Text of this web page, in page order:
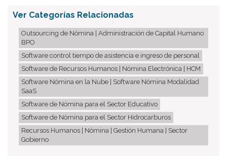
Ver Categorías Relacionadas
Outsourcing de Nómina | Administración de Capital Humano
BPO
Software control tiempo de asistencia e ingreso de personal
Software de Recursos Humanos | Nómina Electrónica | HCM
Software Nómina en la Nube | Software Nómina Modalidad
SaaS
Software de Nómina para el Sector Educativo
Software de Nómina para el Sector Hidrocarburos
Recursos Humanos | Nómina | Gestión Humana | Sector
Gobierno